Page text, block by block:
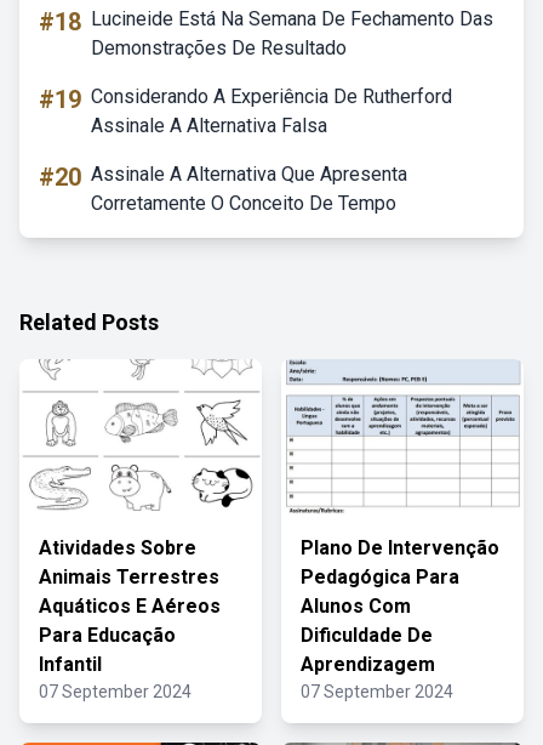
#18 Lucineide Está Na Semana De Fechamento Das
Demonstrações De Resultado
#19 Considerando A Experiência De Rutherford
Assinale A Alternativa Falsa
#20 Assinale A Alternativa Que Apresenta
Corretamente O Conceito De Tempo
Related Posts
Atividades Sobre
Animais Terrestres
Aquáticos E Aéreos
Para Educação
Infantil
07 September 2024
Plano De Intervenção
Pedagógica Para
Alunos Com
Dificuldade De
Aprendizagem
07 September 2024